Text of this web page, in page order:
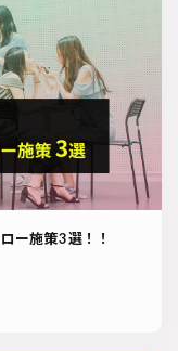
ー施策3選！！